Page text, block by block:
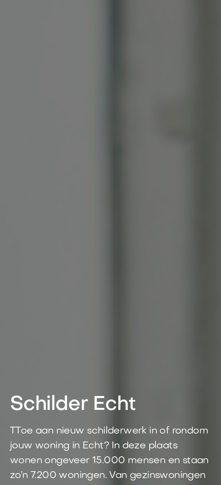
Schilder Echt
TToe aan nieuw schilderwerk in of rondom
jouw woning in Echt? In deze plaats
wonen ongeveer 15.000 mensen en staan
zo’n 7.200 woningen. Van gezinswoningen